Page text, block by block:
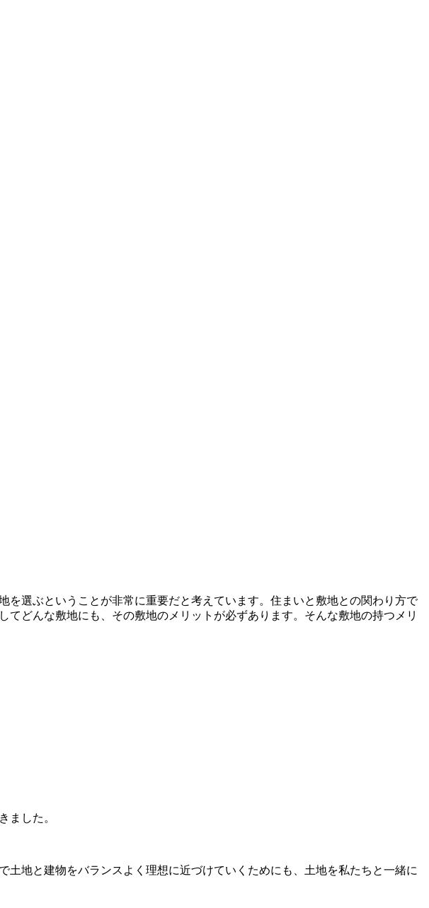
選ぶということが非常に重要だと考えています。住まいと敷地との関わり方で
どんな敷地にも、その敷地のメリットが必ずあります。そんな敷地の持つメリ
ました。
地と建物をバランスよく理想に近づけていくためにも、土地を私たちと一緒に